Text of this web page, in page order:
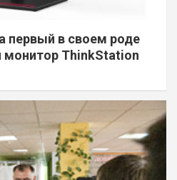
первый в своем роде
ThinkStation